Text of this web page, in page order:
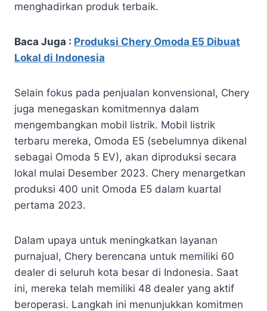
menghadirkan produk terbaik.
Baca Juga : Produksi Chery Omoda E5 Dibuat
Lokal di Indonesia
Selain fokus pada penjualan konvensional, Chery
juga menegaskan komitmennya dalam
mengembangkan mobil listrik. Mobil listrik
terbaru mereka, Omoda E5 (sebelumnya dikenal
sebagai Omoda 5 EV), akan diproduksi secara
lokal mulai Desember 2023. Chery menargetkan
produksi 400 unit Omoda E5 dalam kuartal
pertama 2023.
Dalam upaya untuk meningkatkan layanan
purnajual, Chery berencana untuk memiliki 60
dealer di seluruh kota besar di Indonesia. Saat
ini, mereka telah memiliki 48 dealer yang aktif
beroperasi. Langkah ini menunjukkan komitmen